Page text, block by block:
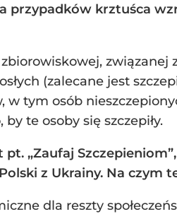
krztuśca
związanej
(zalecane jest
tym osób
te osoby się szczepiły.
„Zaufaj
z Ukrainy. Na czym
dla reszty